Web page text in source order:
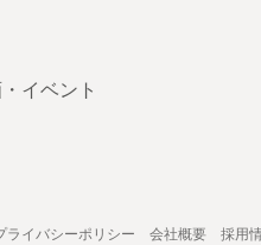
イベント
ライバシーポリシー 会社概要 採用